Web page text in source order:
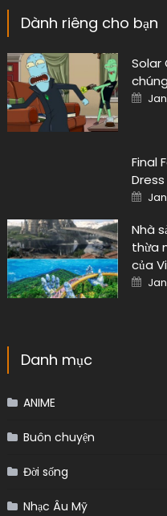
Dành riêng cho bạn
Solar
on
Final
on
Nhà
thừa
của
on
Danh mục
ANIME
Buôn chuyện
Đời sống
Nhạc Âu Mỹ